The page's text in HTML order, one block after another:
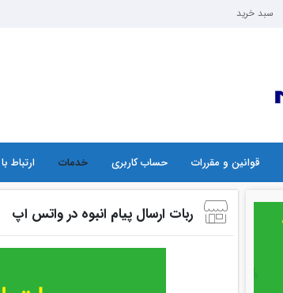
سبد خرید
قوانین و مقررات حساب کاربری خدمات ارتباط
ربات ارسال پیام انبوه در واتس اپ